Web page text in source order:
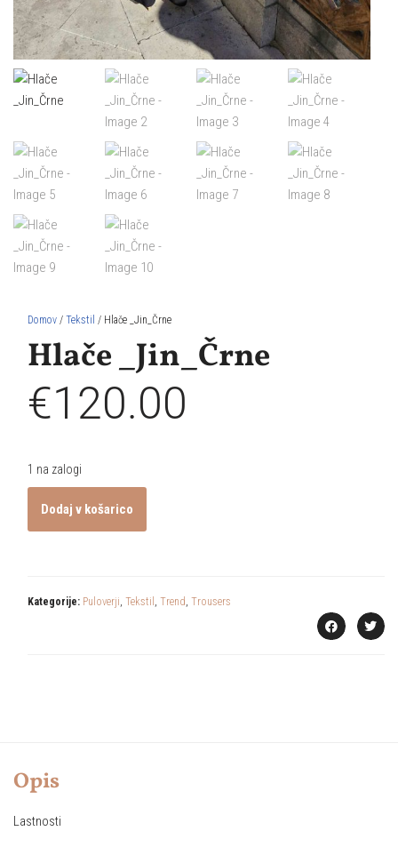
Domov / Tekstil / Hlače _Jin_Črne
Hlače _Jin_Črne
€120.00
1 na zalogi
Dodaj v košarico
Kategorije: Puloverji, Tekstil , Trend, Trousers
Opis
Lastnosti